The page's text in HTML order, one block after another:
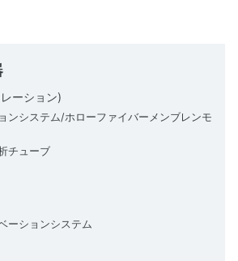
ーション)
ンシステム/ホローファイバーメンブレンモ
チューブ
ーションシステム